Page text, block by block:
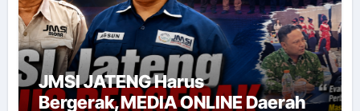
JMSI JATENG Harus
Bergerak,MEDIA ONLINE Daerah